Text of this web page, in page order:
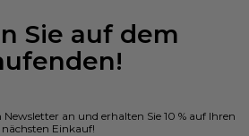
Sie auf dem
Newsletter an und erhalten Sie 10 % auf Ihren
nächsten Einkauf!